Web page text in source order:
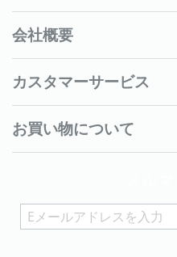
会社概要
カスタマーサービス
お買い物について